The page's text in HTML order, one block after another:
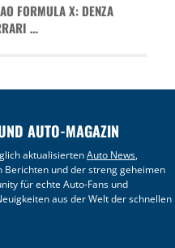
FORMULA X: DENZA
…
AUTO-MAGAZIN
aktualisiertenAuto News,
Berichten und der streng geheimen
für echte Auto-Fans und
aus der Welt der schnellen